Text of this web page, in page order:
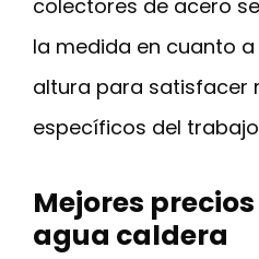
colectores de acero
la medida en cuanto
altura para satisfacer
específicos del
Mejores
agua caldera